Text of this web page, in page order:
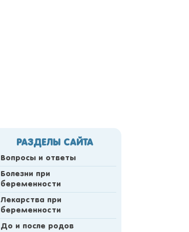
РАЗДЕЛЫ САЙТА
Вопросы и ответы
Болезни при
беременности
Лекарства при
беременности
До и после родов